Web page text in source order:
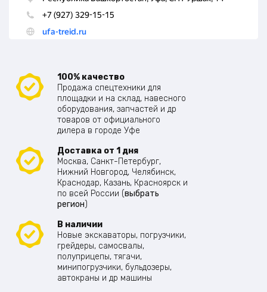
100% качество
Продажа спецтехники для
площадки и на склад, навесного
оборудования, запчастей и др
товаров от официального
дилера в городе Уфе
Доставка от 1 дня
Москва, Санкт-Петербург,
Нижний Новгород, Челябинск,
Краснодар, Казань, Красноярск и
по всей России (выбрать
регион)
В наличии
Новые экскаваторы, погрузчики,
грейдеры, самосвалы,
полуприцепы, тягачи,
минипогрузчики, бульдозеры,
автокраны и др машины